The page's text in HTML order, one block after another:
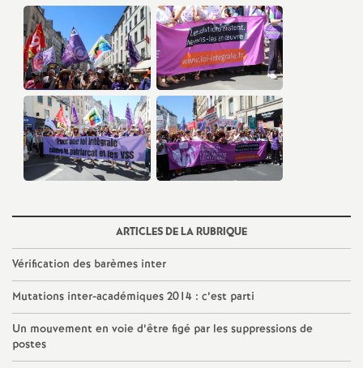
i
g
n
e
m
e
n
t
s
ARTICLES DE LA RUBRIQUE
Vérification des barèmes inter
Mutations inter-académiques 2014 : c’est parti
Un mouvement en voie d’être figé par les suppressions de
postes